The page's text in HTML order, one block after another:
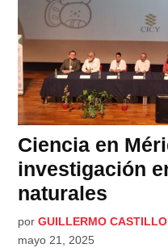
Ciencia en
investigación
naturales
por GUILLERMO CASTILLO
mayo 21, 2025